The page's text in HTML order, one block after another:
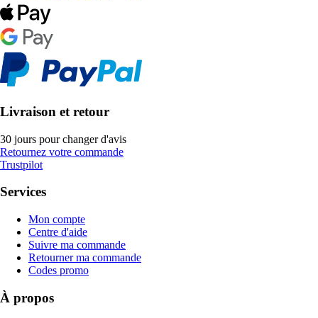
Livraison et retour
30 jours pour changer d'avis
Retournez votre commande
Trustpilot
Services
Mon compte
Centre d'aide
Suivre ma commande
Retourner ma commande
Codes promo
À propos